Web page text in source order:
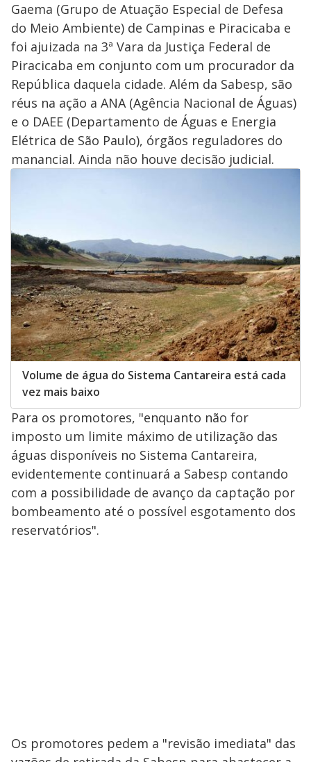
Gaema (Grupo de Atuação Especial de Defesa
do Meio Ambiente) de Campinas e Piracicaba e
foi ajuizada na 3ª Vara da Justiça Federal de
Piracicaba em conjunto com um procurador da
República daquela cidade. Além da Sabesp, são
réus na ação a ANA (Agência Nacional de Águas)
e o DAEE (Departamento de Águas e Energia
Elétrica de São Paulo), órgãos reguladores do
manancial. Ainda não houve decisão judicial.
Volume de água do Sistema Cantareira está cada
vez mais baixo
Para os promotores, "enquanto não for
imposto um limite máximo de utilização das
águas disponíveis no Sistema Cantareira,
evidentemente continuará a Sabesp contando
com a possibilidade de avanço da captação por
bombeamento até o possível esgotamento dos
reservatórios".
Os promotores pedem a "revisão imediata" das